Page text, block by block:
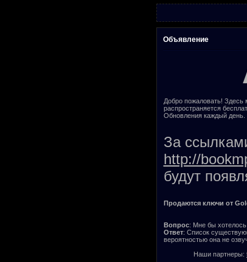
Объявление
Добро пожаловать! Здесь
распространяется
Обновления каждый день.
За
http://
будут
Продаются ключи от
Вопрос: Мне бы хотелось
Ответ: Список
вероятностью она не
Наши партнеры: